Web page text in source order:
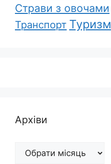
Страви з овочами
Транспорт Туризм
Архіви
Архіви